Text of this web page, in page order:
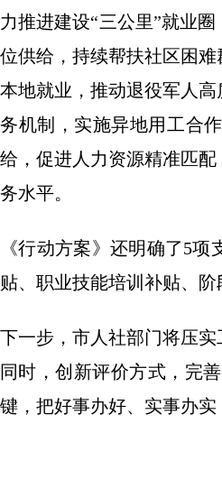
力推进建设“三公里”就业
位供给，持续帮扶社区困
本地就业，推动退役军人
务机制，实施异地用工合
给，促进人力资源精准匹
务水平。
《行动方案》还明确了5
贴、职业技能培训补贴、
下一步，市人社部门将压
同时，创新评价方式，完
键，把好事办好、实事办